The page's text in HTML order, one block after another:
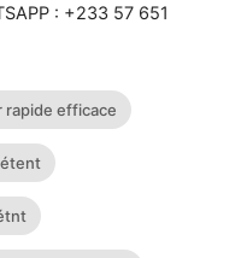
: +233 57 651
rapide efficace